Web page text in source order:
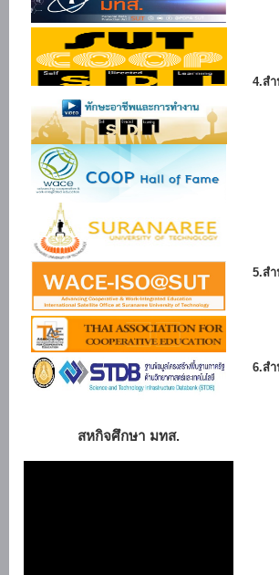
สหกิจศึกษา มทส.
4.ส
5.ส
6.ส